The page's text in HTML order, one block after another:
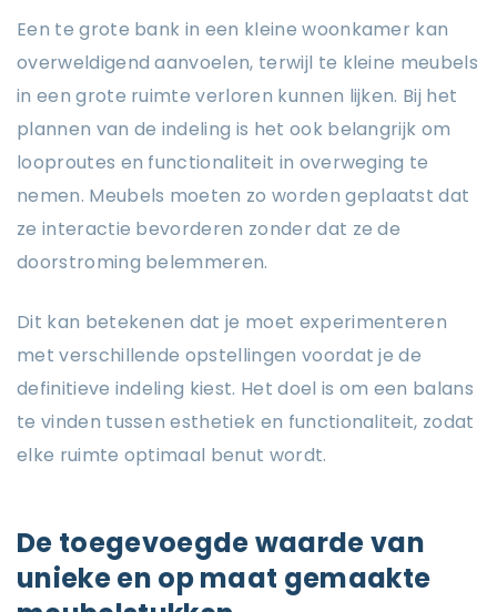
Een te grote bank in een kleine woonkamer kan
overweldigend aanvoelen, terwijl te kleine meubels
in een grote ruimte verloren kunnen lijken. Bij het
plannen van de indeling is het ook belangrijk om
looproutes en functionaliteit in overweging te
nemen. Meubels moeten zo worden geplaatst dat
ze interactie bevorderen zonder dat ze de
doorstroming belemmeren.
Dit kan betekenen dat je moet experimenteren
met verschillende opstellingen voordat je de
definitieve indeling kiest. Het doel is om een balans
te vinden tussen esthetiek en functionaliteit, zodat
elke ruimte optimaal benut wordt.
De toegevoegde waarde van
unieke en op maat gemaakte